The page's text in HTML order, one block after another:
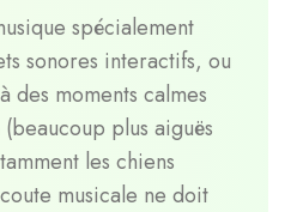
spécialement
sonores interactifs, ou
des moments calmes
plus aiguës
les chiens
musicale ne doit